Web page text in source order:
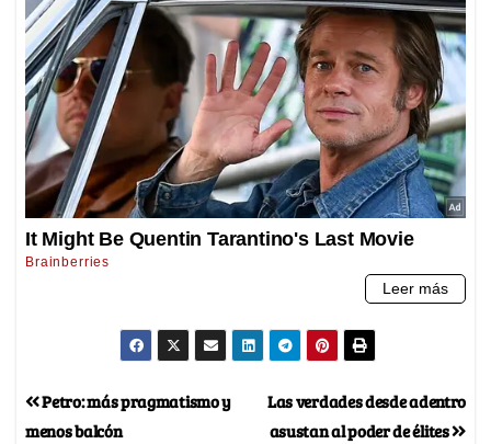
Las verdades desde adentro
asustan al poder de élites
Petro: más pragmatismo y
menos balcón